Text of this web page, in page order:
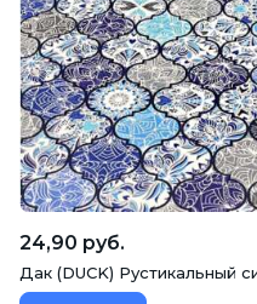
24,90 руб.
Дак (DUCK) Рустикальный